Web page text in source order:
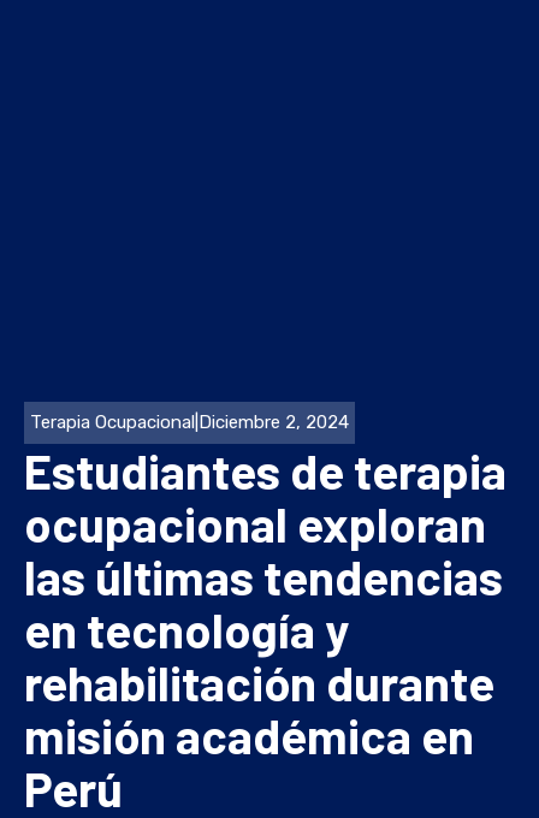
Terapia Ocupacional Diciembre 2, 2024
Estudiantes de terapia
ocupacional exploran
las últimas tendencias
en tecnología y
rehabilitación durante
misión académica en
Perú